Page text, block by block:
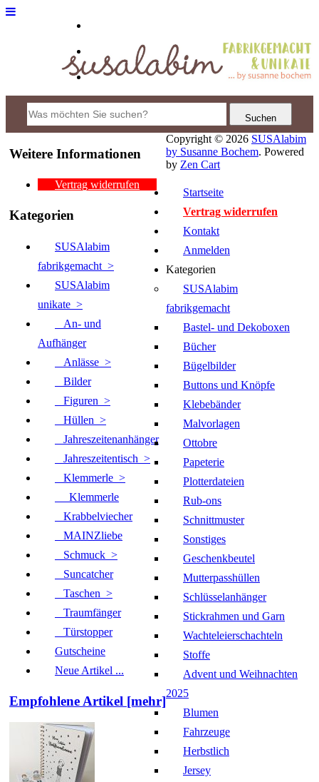
Weitere Informationen
Vertrag widerrufen
Kategorien
SUSAlabim
fabrikgemacht >
SUSAlabim
unikate >
An- und
Aufhänger
Anlässe >
Bilder
Figuren >
Hüllen >
Jahreszeitenanhänger
Jahreszeitentisch >
Klemmerle >
Klemmerle
Krabbelviecher
MAINZliebe
Schmuck >
Suncatcher
Taschen >
Traumfänger
Türstopper
Gutscheine
Neue Artikel ...
Empfohlene Artikel [mehr]
Copyright © 2026 SUSAlabim
by Susanne Bochem. Powered
by Zen Cart
Startseite
Vertrag widerrufen
Kontakt
Anmelden
Kategorien
SUSAlabim
fabrikgemacht
Bastel- und Dekoboxen
Bücher
Bügelbilder
Buttons und Knöpfe
Klebebänder
Malvorlagen
Ottobre
Papeterie
Plotterdateien
Rub-ons
Schnittmuster
Sonstiges
Geschenkbeutel
Mutterpasshüllen
Schlüsselanhänger
Stickrahmen und Garn
Wachteleierschachteln
Stoffe
Advent und Weihnachten
2025
Blumen
Fahrzeuge
Herbstlich
Jersey